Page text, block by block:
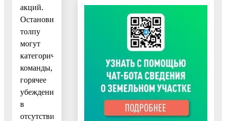
акций.
Остановить
толпу
могут
категорические
команды,
горячее
убеждение
в
отсутствии